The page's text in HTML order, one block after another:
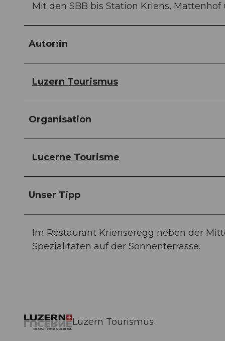
Mit den SBB bis Station Kriens,
Autor:in
Luzern Tourismus
Organisation
Lucerne Tourisme
Unser Tipp
Im Restaurant Krienseregg neben der
Spezialitäten auf der Sonnenterrasse.
Luzern Tourismus